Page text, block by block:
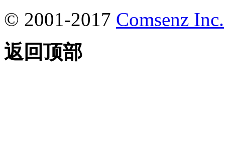
© 2001-2017 Comsenz Inc.
返回顶部